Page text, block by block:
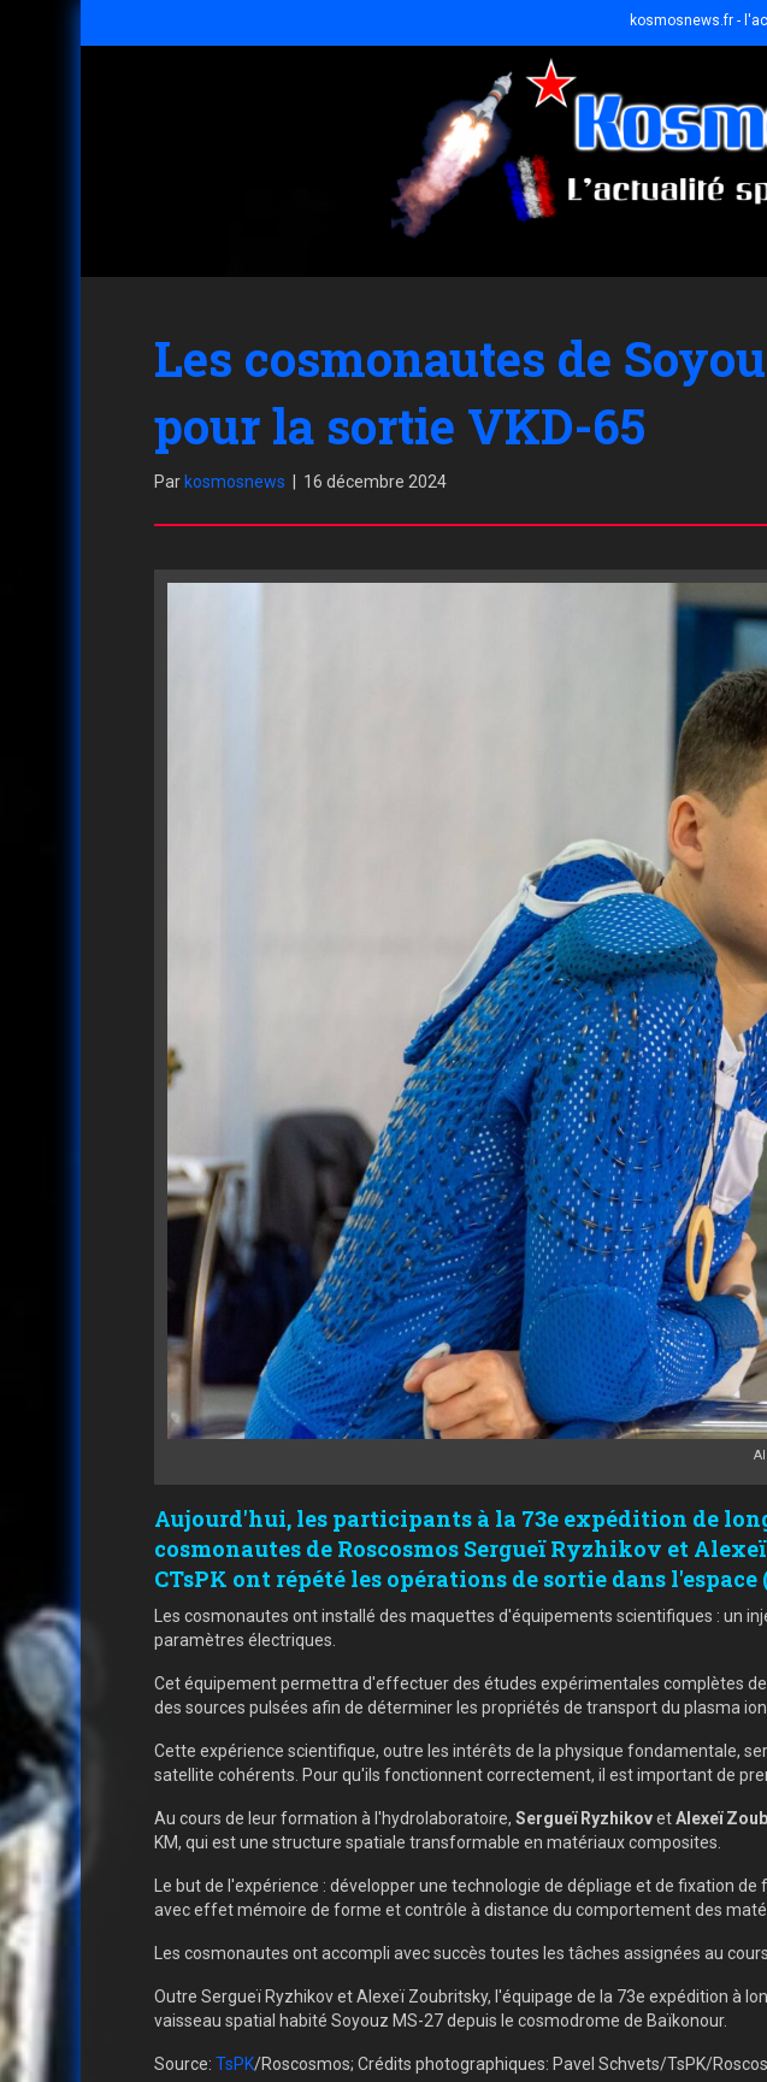
kosmosnews.fr -
Les cosmonautes de
pour la sortie VKD-65
Par kosmosnews 16 décembre 2024
Aujourd'hui, les participants à la 73e expédition de
cosmonautes de Roscosmos Sergueï Ryzhikov et
CTsPK ont répété les opérations de sortie dans l'espace
Les cosmonautes ont installé des maquettes d'équipements scientifiques : un
paramètres électriques.
Cet équipement permettra d'effectuer des études expérimentales complètes
des sources pulsées afin de déterminer les propriétés de transport du plasma
Cette expérience scientifique, outre les intérêts de la physique fondamentale,
satellite cohérents. Pour qu'ils fonctionnent correctement, il est important de
Au cours de leur formation à l'hydrolaboratoire, Sergueï RyzhikovetAlexeï
KM, qui est une structure spatiale transformable en matériaux composites.
Le but de l'expérience : développer une technologie de dépliage et de fixation
avec effet mémoire de forme et contrôle à distance du comportement des
Les cosmonautes ont accompli avec succès toutes les tâches assignées au
Outre Sergueï Ryzhikov et Alexeï Zoubritsky, l'équipage de la 73e expédition à
vaisseau spatial habité Soyouz MS-27 depuis le cosmodrome de Baïkonour.
Source: TsPK/Roscosmos; Crédits photographiques: Pavel Schvets/TsPK/